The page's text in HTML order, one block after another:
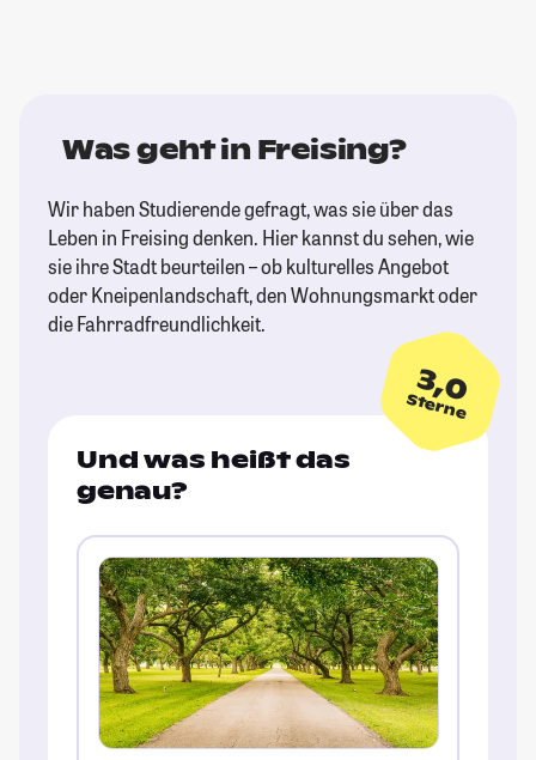
Was geht in Freising?
Wir haben Studierende gefragt, was sie über das
Leben in Freising denken. Hier kannst du sehen, wie
sie ihre Stadt beurteilen – ob kulturelles Angebot
oder Kneipenlandschaft, den Wohnungsmarkt oder
die Fahrradfreundlichkeit.
3,0
Sterne
Und was heißt das
genau?